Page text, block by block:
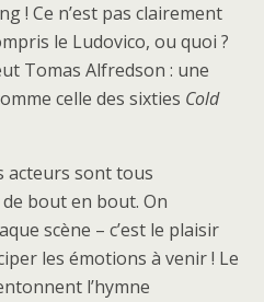
! Ce n’est pas clairement
le Ludovico, ou quoi ?
Tomas Alfredson : une
celle des sixties Cold
acteurs sont tous
bout en bout. On
scène – c’est le plaisir
les émotions à venir ! Le
l’hymne